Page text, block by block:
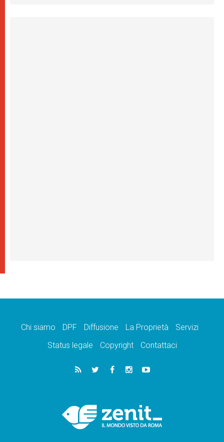
Chi siamo DPF Diffusione La Proprietà
Servizi
Status legale
Copyright Contattaci